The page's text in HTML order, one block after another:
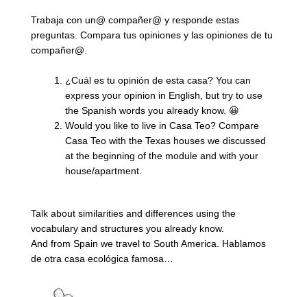
Trabaja con un@ compañer@ y responde estas
preguntas. Compara tus opiniones y las opiniones de tu
compañer@.
¿Cuál es tu opinión de esta casa? You can
express your opinion in English, but try to use
the Spanish words you already know.
Would you like to live in Casa Teo? Compare
Casa Teo with the Texas houses we discussed
at the beginning of the module and with your
house/apartment.
Talk about similarities and differences using the
vocabulary and structures you already know.
And from Spain we travel to South America. Hablamos
de otra casa ecológica famosa…